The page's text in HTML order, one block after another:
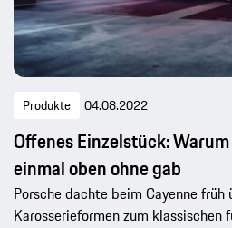
Produkte 04.08.2022
Offenes Einzelstück:
einmal oben ohne gab
Porsche dachte beim Cayenne
Karosserieformen zum klassischen